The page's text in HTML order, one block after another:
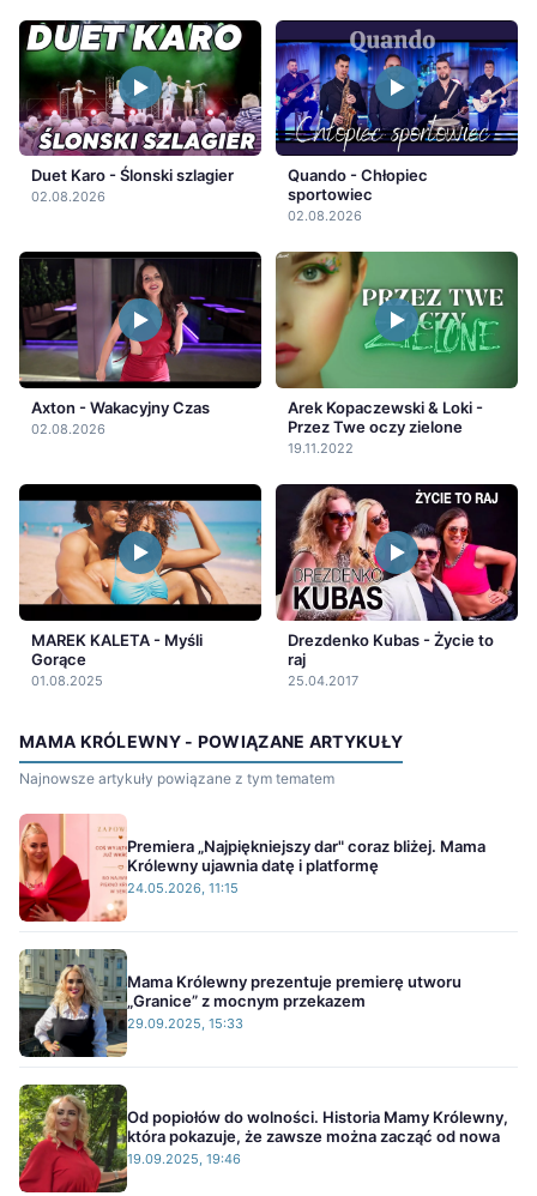
Duet Karo - Ślonski szlagier
02.08.2026
Quando - Chłopiec
sportowiec
02.08.2026
Axton - Wakacyjny Czas
02.08.2026
Arek Kopaczewski & Loki -
Przez Twe oczy zielone
19.11.2022
MAREK KALETA - Myśli
Gorące
01.08.2025
Drezdenko Kubas - Życie to
raj
25.04.2017
MAMA KRÓLEWNY - POWIĄZANE ARTYKUŁY
Najnowsze artykuły powiązane z tym tematem
Premiera „Najpiękniejszy dar" coraz bliżej. Mama
Królewny ujawnia datę i platformę
24.05.2026, 11:15
Mama Królewny prezentuje premierę utworu
„Granice” z mocnym przekazem
29.09.2025, 15:33
Od popiołów do wolności. Historia Mamy Królewny,
która pokazuje, że zawsze można zacząć od nowa
19.09.2025, 19:46